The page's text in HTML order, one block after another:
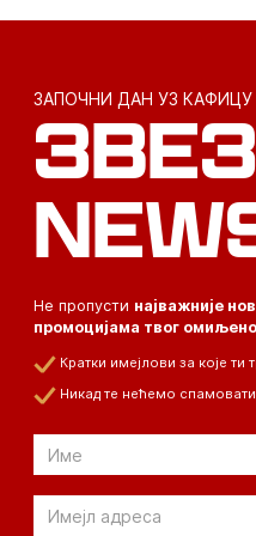
ЗАПОЧНИ ДАН УЗ КАФИЦУ
Не пропусти најважније
промоцијама твог
Кратки имејлови за које ти
Никад те нећемо
Email
Email